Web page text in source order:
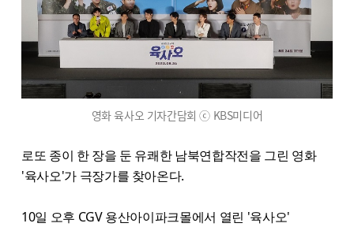
영화 육사오 기자간담회 ⓒ KBS미디어
로또 종이 한 장을 둔 유쾌한 남북연합작전을 그린 영화
'육사오'가 극장가를 찾아온다.
10일 오후 CGV 용산아이파크몰에서 열린 '육사오'